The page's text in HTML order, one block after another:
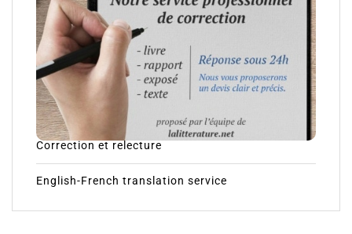
Correction et relecture
English-French translation service